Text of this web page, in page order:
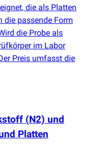
die als Platten
die passende Form
die Probe als
im Labor
Preis umfasst die
(N2) und
Platten